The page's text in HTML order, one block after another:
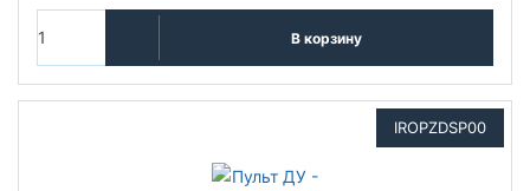
В корзину
IROPZDSP00